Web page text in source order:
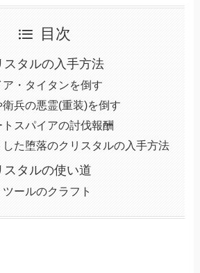
目次
スタルの入手方法
ア・タイタンを倒す
衛兵の悪霊(重装)を倒す
トスパイアの討伐報酬
した堕落のクリスタルの入手方法
スタルの使い道
ールのクラフト